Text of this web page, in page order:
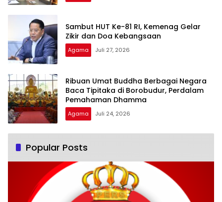
Sambut HUT Ke-81 RI, Kemenag Gelar
Zikir dan Doa Kebangsaan
Agama Juli 27, 2026
Ribuan Umat Buddha Berbagai Negara
Baca Tipitaka di Borobudur, Perdalam
Pemahaman Dhamma
Agama Juli 24, 2026
Popular Posts